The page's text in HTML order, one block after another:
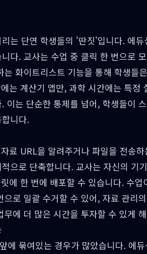
는 단연 학생들의 '딴짓'입니다. 에
다. 교사는 수업 중 클릭 한 번으로
화이트리스트 기능을 통해 학생들
는 계산기 앱만, 과학 시간에는 특정
이는 단순한 통제를 넘어, 학생들이
니다.
료 URL을 알려주거나 파일을 전송
으로 단축합니다. 교사는 자신의 기
에 한 번에 배포할 수 있습니다. 수
로 일괄 수거할 수 있어, 자료 관리
에 더 많은 시간을 투자할 수 있게
에 묶여있는 경우가 많았습니다. 에